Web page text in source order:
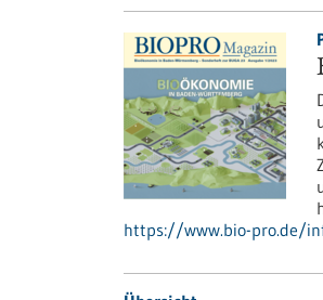
https://www.bio-pro.de/